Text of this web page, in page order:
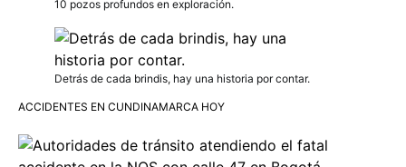
10 pozos profundos en exploración.
Detrás de cada brindis, hay una historia por contar.
ACCIDENTES EN CUNDINAMARCA HOY